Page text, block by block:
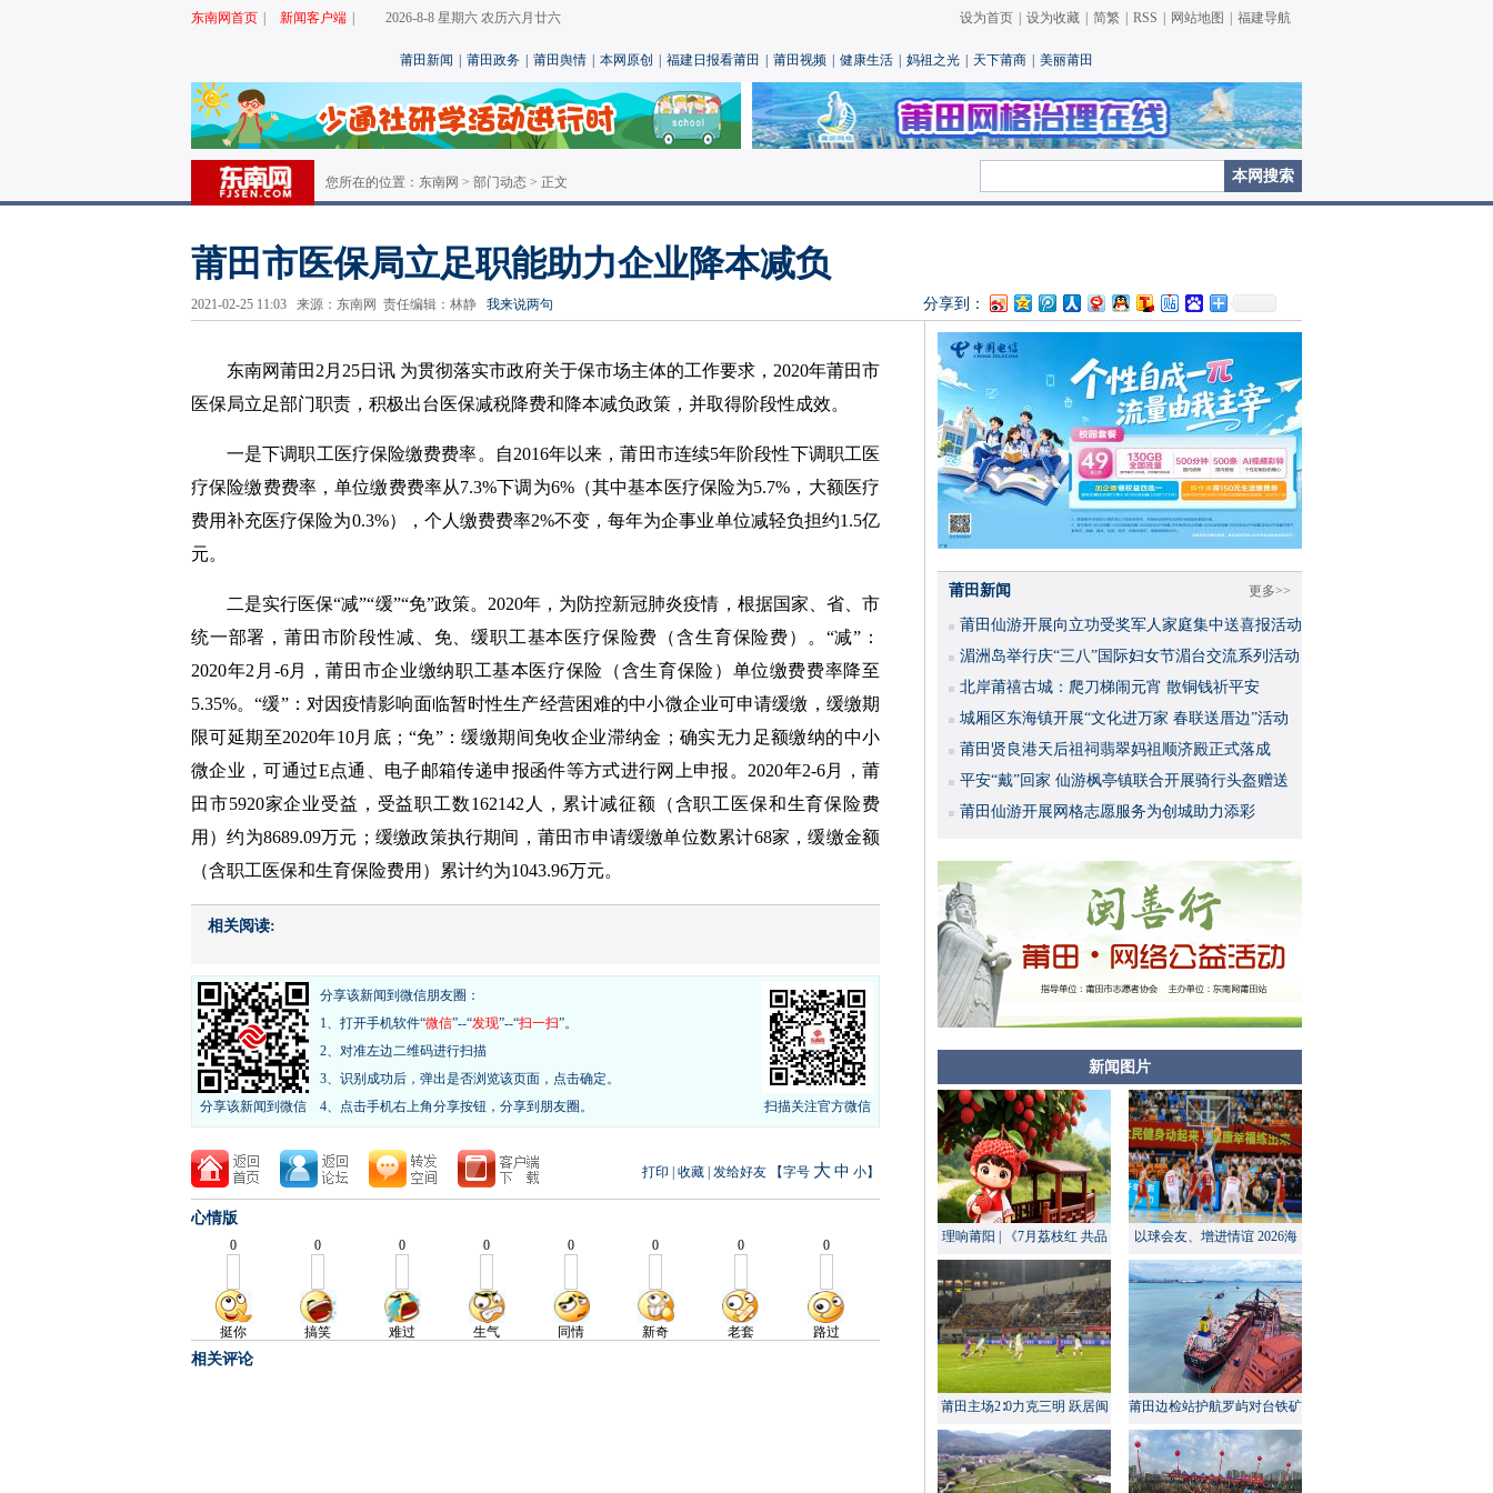
东南网首页 新闻客户端 2026-8-8 星期六 农历六月廿六 设为首页 设为收藏 简繁 RSS 网站地图 福建导航
莆田新闻 莆田政务 莆田舆情 本网原创 福建日报看莆田 莆田视频 健康生活 妈祖之光 天下莆商 美丽莆田
您所在的位置： 东南网 > 部门动态 > 正文
莆田市医保局立足职能助力企业降本减负
2021-02-25 11:03 来源：东南网 责任编辑：林静 我来说两句 分享到：
东南网莆田2月25日讯 为贯彻落实市政府关于保市场主体的工作要求，2020年莆田市
医保局立足部门职责，积极出台医保减税降费和降本减负政策，并取得阶段性成效。
一是下调职工医疗保险缴费费率。自2016年以来，莆田市连续5年阶段性下调职工医
疗保险缴费费率，单位缴费费率从7.3%下调为6%（其中基本医疗保险为5.7%，大额医疗
费用补充医疗保险为0.3%），个人缴费费率2%不变，每年为企事业单位减轻负担约1.5亿
元。
二是实行医保“减”“缓”“免”政策。2020年，为防控新冠肺炎疫情，根据国家、省、市
统一部署，莆田市阶段性减、免、缓职工基本医疗保险费（含生育保险费）。“减”：
2020年2月-6月，莆田市企业缴纳职工基本医疗保险（含生育保险）单位缴费费率降至
5.35%。“缓”：对因疫情影响面临暂时性生产经营困难的中小微企业可申请缓缴，缓缴期
限可延期至2020年10月底；“免”：缓缴期间免收企业滞纳金；确实无力足额缴纳的中小
微企业，可通过E点通、电子邮箱传递申报函件等方式进行网上申报。2020年2-6月，莆
田市5920家企业受益，受益职工数162142人，累计减征额（含职工医保和生育保险费
用）约为8689.09万元；缓缴政策执行期间，莆田市申请缓缴单位数累计68家，缓缴金额
（含职工医保和生育保险费用）累计约为1043.96万元。
相关阅读:
扫描关注官方微信
分享该新闻到微信
分享该新闻到微信朋友圈：
1、打开手机软件“微信”--“发现”--“扫一扫”。
2、对准左边二维码进行扫描
3、识别成功后，弹出是否浏览该页面，点击确定。
4、点击手机右上角分享按钮，分享到朋友圈。
打印 收藏 发给好友 【字号 大 中 小】
心情版
相关评论
更多>>
莆田新闻
莆田仙游开展向立功受奖军人家庭集中送喜报活动
湄洲岛举行庆“三八”国际妇女节湄台交流系列活动
北岸莆禧古城：爬刀梯闹元宵 散铜钱祈平安
城厢区东海镇开展“文化进万家 春联送厝边”活动
莆田贤良港天后祖祠翡翠妈祖顺济殿正式落成
平安“戴”回家 仙游枫亭镇联合开展骑行头盔赠送
活动
莆田仙游开展网格志愿服务为创城助力添彩
新闻图片
理响莆阳 | 《7月荔枝红 共品
莆田甜》
以球会友、增进情谊 2026海
峡两岸大学生篮球赛在莆田开
幕
莆田主场2∶0力克三明 跃居闽
超积分榜第四
莆田边检站护航罗屿对台铁矿
中转量同比增长超60%